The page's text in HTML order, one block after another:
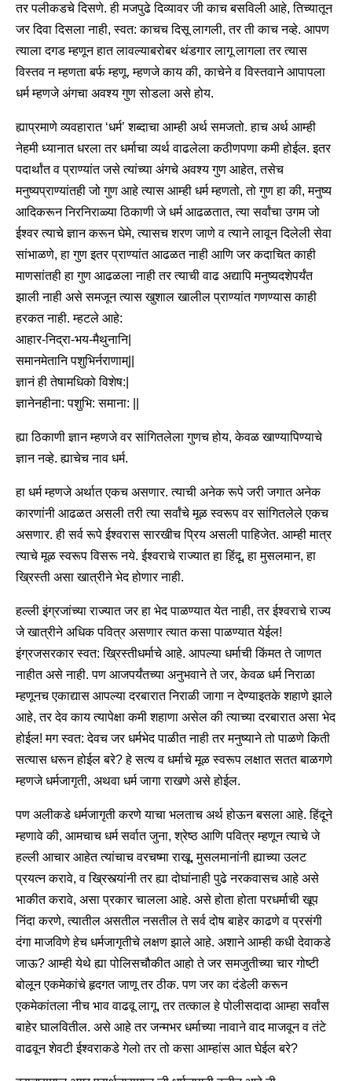
तर पलीकडचे दिसणे. ही मजपुढे दिव्यावर जी काच बसविली आहे, तिच्यातून
जर दिवा दिसला नाही, स्वत: काचच दिसू लागली, तर ती काच नव्हे. आपण
त्याला दगड म्हणून हात लावल्याबरोबर थंडगार लागू लागला तर त्यास
विस्तव न म्हणता बर्फ म्हणू. म्हणजे काय की, काचेने व विस्तवाने आपापला
धर्म म्हणजे अंगचा अवश्य गुण सोडला असे होय.
ह्याप्रमाणे व्यवहारात ‘धर्म’ शब्दाचा आम्ही अर्थ समजतो. हाच अर्थ आम्ही
नेहमी ध्यानात धरला तर धर्माचा व्यर्थ वाढलेला कठीणपणा कमी होईल. इतर
पदार्थांत व प्राण्यांत जसे त्यांच्या अंगचे अवश्य गुण आहेत, तसेच
मनुष्यप्राण्यांतही जो गुण आहे त्यास आम्ही धर्म म्हणतो, तो गुण हा की, मनुष्य
आदिकरून निरनिराळ्या ठिकाणी जे धर्म आढळतात, त्या सर्वांचा उगम जो
ईश्वर त्याचे ज्ञान करून घेमे, त्यासच शरण जाणे व त्याने लावून दिलेली सेवा
सांभाळणे, हा गुण इतर प्राण्यांत आढळत नाही आणि जर कदाचित काही
माणसांतही हा गुण आढळला नाही तर त्याची वाढ अद्यापि मनुष्यदशेपर्यंत
झाली नाही असे समजून त्यास खुशाल खालील प्राण्यांत गणण्यास काही
हरकत नाही. म्हटले आहे:
आहार-निद्रा-भय-मैथुनानि|
समानमेतानि पशुभिर्नराणाम्||
ज्ञानं ही तेषामधिको विशेष:|
ज्ञानेनहीना: पशुभि: समाना: ||
ह्या ठिकाणी ज्ञान म्हणजे वर सांगितलेला गुणच होय, केवळ खाण्यापिण्याचे
ज्ञान नव्हे. ह्याचेच नाव धर्म.
हा धर्म म्हणजे अर्थात एकच असणार. त्याची अनेक रूपे जरी जगात अनेक
कारणांनी आढळत असली तरी त्या सर्वांचे मूळ स्वरूप वर सांगितलेले एकच
असणार. ही सर्व रूपे ईश्वरास सारखीच प्रिय असली पाहिजेत. आम्ही मात्र
त्याचे मूळ स्वरूप विसरू नये. ईश्वराचे राज्यात हा हिंदू, हा मुसलमान, हा
ख्रिस्ती असा खात्रीने भेद होणार नाही.
हल्ली इंग्रजांच्या राज्यात जर हा भेद पाळण्यात येत नाही, तर ईश्वराचे राज्य
जे खात्रीने अधिक पवित्र असणार त्यात कसा पाळण्यात येईल!
इंग्रजसरकार स्वत: ख्रिस्तीधर्माचे आहे. आपल्या धर्माची किंमत ते जाणत
नाहीत असे नाही. पण आजपर्यंतच्या अनुभवाने ते जर, केवळ धर्म निराळा
म्हणूनच एकाद्यास आपल्या दरबारात निराळी जागा न देण्याइतके शहाणे झाले
आहे, तर देव काय त्यापेक्षा कमी शहाणा असेल की त्याच्या दरबारात असा भेद
होईल! मग स्वत: देवच जर धर्मभेद पाळीत नाही तर मनुष्याने तो पाळणे किती
सत्यास धरून होईल बरे? हे सत्य व धर्माचे मूळ स्वरूप लक्षात सतत बाळगणे
म्हणजे धर्मजागृती, अथवा धर्म जागा राखणे असे होईल.
पण अलीकडे धर्मजागृती करणे याचा भलताच अर्थ होऊन बसला आहे. हिंदूने
म्हणावे की, आमचाच धर्म सर्वात जुना, श्रेष्ठ आणि पवित्र म्हणून त्याचे जे
हल्ली आचार आहेत त्यांचाच वरचष्मा राखू, मुसलमानांनी ह्याच्या उलट
प्रयत्न करावे, व ख्रिस्त्यांनी तर ह्या दोघांनाही पुढे नरकवासच आहे असे
भाकीत करावे, असा प्रकार चालला आहे. असे होता होता परधर्माची खूप
निंदा करणे, त्यातील असतील नसतील ते सर्व दोष बाहेर काढणे व प्रसंगी
दंगा माजविणे हेच धर्मजागृतीचे लक्षण झाले आहे. अशाने आम्ही कधी देवाकडे
जाऊ? आम्ही येथे ह्या पोलिसचौकीत आहो ते जर समजुतीच्या चार गोष्टी
बोलून एकमेकांचे हृदगत जाणू तर ठीक. पण जर का दंडेली करून
एकमेकांतला नीच भाव वाढवू लागू, तर तत्काल हे पोलीसदादा आम्हा सर्वांस
बाहेर घालवितील. असे आहे तर जन्मभर धर्माच्या नावाने वाद माजवून व तंटे
वाढवून शेवटी ईश्वराकडे गेलो तर तो कसा आम्हांस आत घेईल बरे?